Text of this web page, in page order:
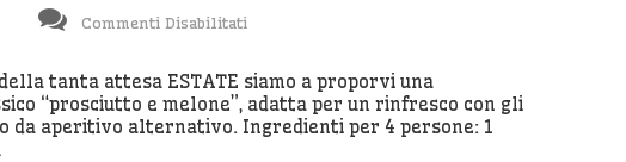
Commenti Disabilitati
Al
Melone
Speciali
tanta attesa ESTATE siamo a proporvi una
“prosciutto e melone”, adatta per un rinfresco con gli
da aperitivo alternativo. Ingredienti per 4 persone: 1